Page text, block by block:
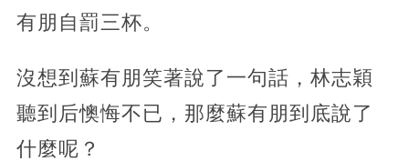
有朋自罰三杯。
沒想到蘇有朋笑著說了一句話，林志穎
聽到后懊悔不已，那麼蘇有朋到底說了
什麼呢？